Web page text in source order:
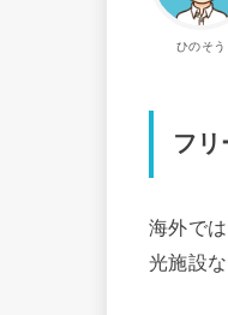
ひのそう
フ
海外で
光施設